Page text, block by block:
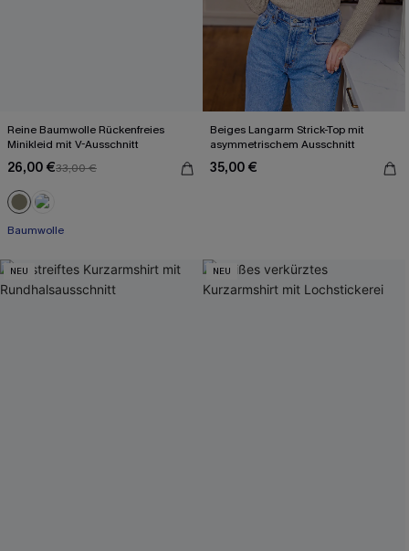
Reine Baumwolle Rückenfreies
Minikleid mit V-Ausschnitt
26,00 €33,00 €
Baumwolle
Beiges Langarm Strick-Top mit
asymmetrischem Ausschnitt
35,00 €
NEU NEU